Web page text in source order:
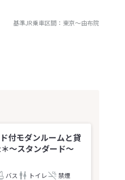
基準JR乗車区間： 東京～由布院
付モダンルームと貸
～スタンダード～
バス トイレ 禁煙